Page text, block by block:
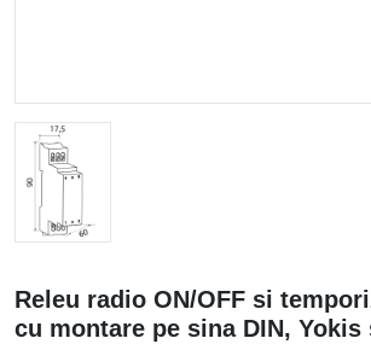
Releu radio ON/OFF si
cu montare pe sina DIN, Yokis